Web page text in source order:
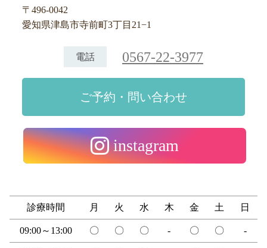
〒496-0042
愛知県津島市寺前町3丁目21−1
電話 0567-22-3977
ご予約・問い合わせ
instagram
診療時間 月 火 水 木 金 土 日
09:00～13:00 〇 〇 〇 - 〇 〇 -